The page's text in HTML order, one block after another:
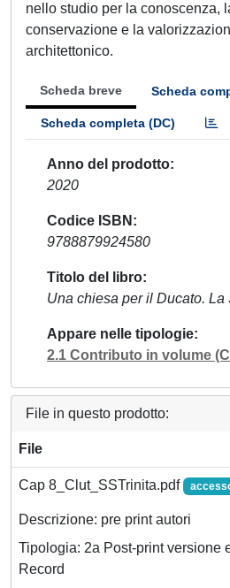
nello studio per la conoscenza,
conservazione e la
architettonico.
Scheda breve Scheda
Scheda completa (DC)
Anno del prodotto
2020
Codice ISBN
9788879924580
Titolo del libro
Una chiesa per il Ducato. La
Appare nelle tipologie
2.1 Contributo in volume
File in questo prodotto:
File
Cap 8_Clut_SSTrinita.pdf
Descrizione: pre print autori
Tipologia: 2a Post-print versione
Record